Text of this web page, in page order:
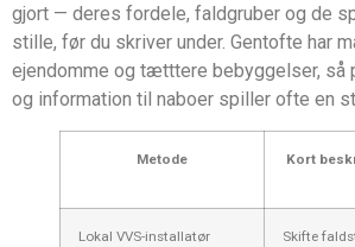
gjort — deres fordele, faldgruber og de
stille, før du skriver under. Gentofte har
ejendomme og tætttere bebyggelser, så
og information til naboer spiller ofte en
Metode Kort
Lokal VVS-installatør
Skifte